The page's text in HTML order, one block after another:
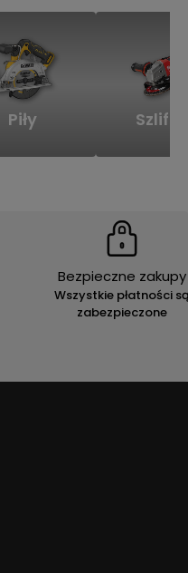
Piły
Bezpieczne zakupy
Wszystkie płatności
zabezpieczone